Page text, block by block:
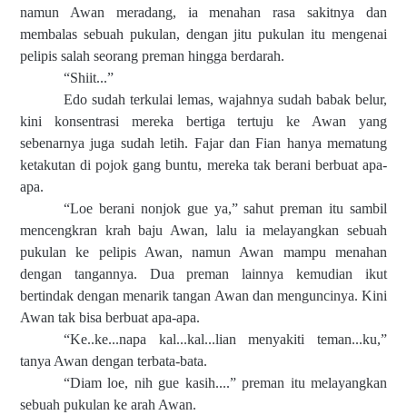
namun Awan meradang, ia menahan rasa sakitnya dan
membalas sebuah pukulan, dengan jitu pukulan itu mengenai
pelipis salah seorang preman hingga berdarah.
“Shiit...”
Edo sudah terkulai lemas, wajahnya sudah babak belur,
kini konsentrasi mereka bertiga tertuju ke Awan yang
sebenarnya juga sudah letih. Fajar dan Fian hanya mematung
ketakutan di pojok gang buntu, mereka tak berani berbuat apa-
apa.
“Loe berani nonjok gue ya,” sahut preman itu sambil
mencengkran krah baju Awan, lalu ia melayangkan sebuah
pukulan ke pelipis Awan, namun Awan mampu menahan
dengan tangannya. Dua preman lainnya kemudian ikut
bertindak dengan menarik tangan Awan dan menguncinya. Kini
Awan tak bisa berbuat apa-apa.
“Ke..ke...napa kal...kal...lian menyakiti teman...ku,”
tanya Awan dengan terbata-bata.
“Diam loe, nih gue kasih....” preman itu melayangkan
sebuah pukulan ke arah Awan.